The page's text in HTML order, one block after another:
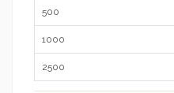
500
1000
2500